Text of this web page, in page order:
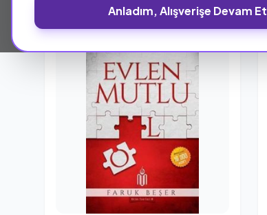
Anladım, Alışverişe Devam Et